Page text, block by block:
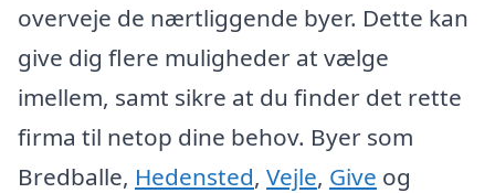
overveje de nærtliggende byer. Dette kan
give dig flere muligheder at vælge
imellem, samt sikre at du finder det rette
firma til netop dine behov. Byer som
Bredballe, Hedensted, Vejle, Give og